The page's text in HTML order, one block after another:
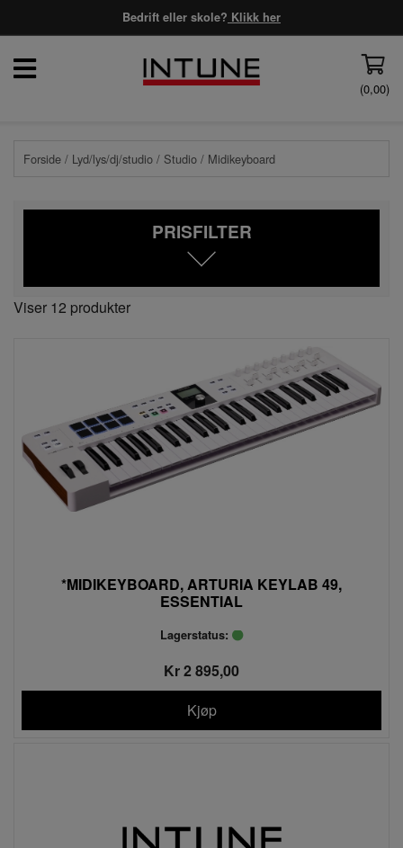
Bedrift eller skole? Klikk her
(0,00)
Forside / Lyd/lys/dj/studio / Studio / Midikeyboard
PRISFILTER
Viser 12 produkter
*MIDIKEYBOARD, ARTURIA KEYLAB 49,
ESSENTIAL
Lagerstatus:
Kr 2 895,00
Kjøp